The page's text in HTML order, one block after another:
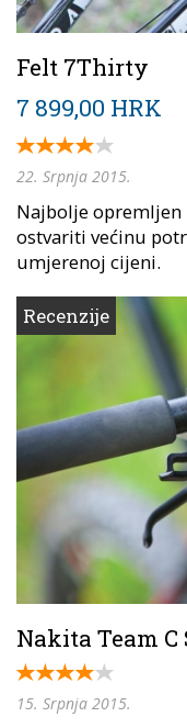
Felt 7Thirty
7 899,00 HRK
22. Srpnja 2015.
Najbolje opremljen
ostvariti većinu
umjerenoj cijeni.
Recenzije
Nakita Team C
15. Srpnja 2015.